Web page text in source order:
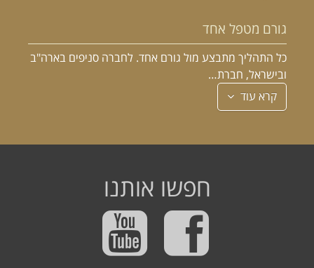
גורם מטפל אחד
כל התהליך מתבצע מול גורם אחד. לחברה סניפים בארה"ב
ובישראל, חברת…
קרא עוד
חפשו אותנו